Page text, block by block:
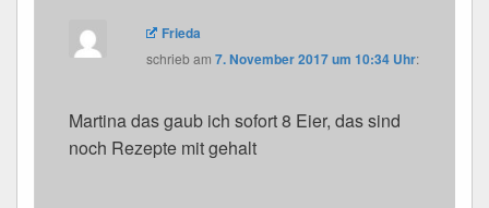
Frieda
schriebam7. November 2017 um 10:34 Uhr:
Martina das gaub ich sofort 8 Eier, das sind
noch Rezepte mit gehalt